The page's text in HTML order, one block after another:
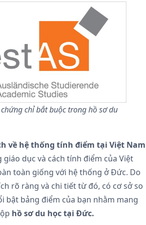
chỉ bắt buộc trong hồ sơ du
về hệ thống tính điểm tại Việt Nam
giáo dục và cách tính điểm của Việt
toàn giống với hệ thống ở Đức. Do
rõ ràng và chi tiết từ đó, có cơ sở so
bật bảng điểm của bạn nhằm mang
hồ sơ du học tại Đức.